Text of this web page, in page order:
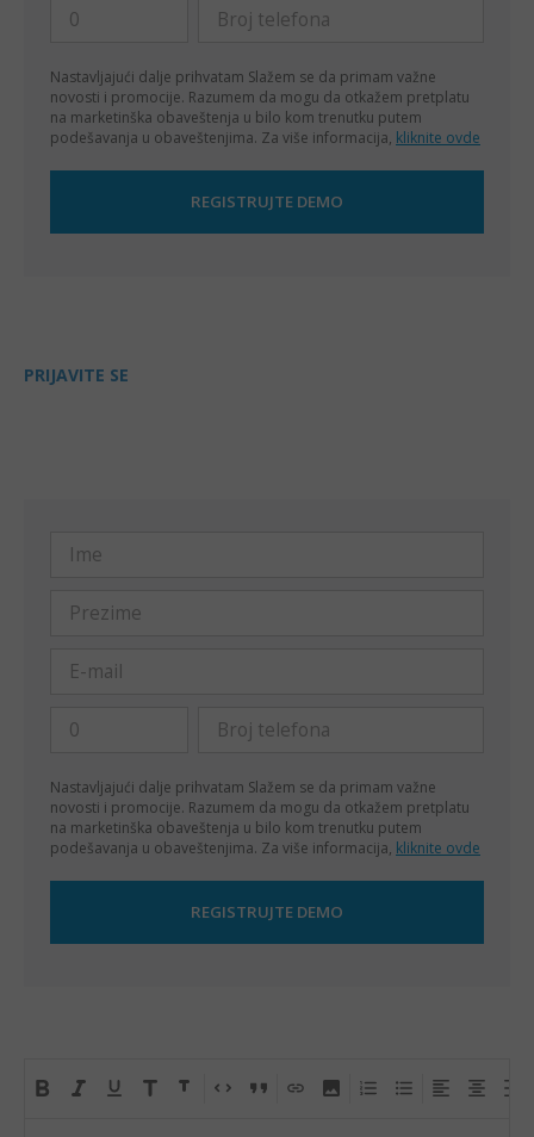
Nastavljajući dalje prihvatam Slažem se da primam važne
novosti i promocije. Razumem da mogu da otkažem pretplatu
na marketinška obaveštenja u bilo kom trenutku putem
podešavanja u obaveštenjima. Za više informacija, kliknite ovde
PRIJAVITE SE
Nastavljajući dalje prihvatam Slažem se da primam važne
novosti i promocije. Razumem da mogu da otkažem pretplatu
na marketinška obaveštenja u bilo kom trenutku putem
podešavanja u obaveštenjima. Za više informacija, kliknite ovde